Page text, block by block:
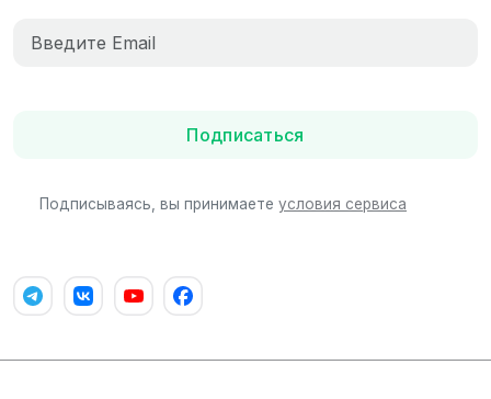
Подписаться
Подписываясь, вы принимаете условия сервиса